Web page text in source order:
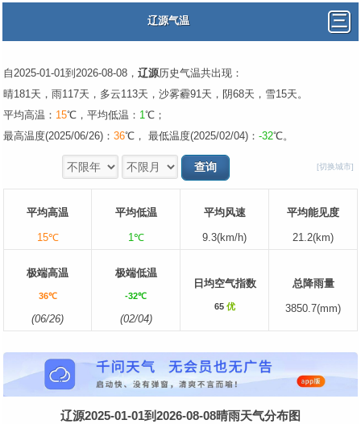
辽源气温
自2025-01-01到2026-08-08， 辽源历史气温共出现：
晴181天，雨117天，多云113天，沙雾霾91天，阴68天，雪15天。
平均高温： 15℃，平均低温： 1℃；
最高温度(2025/06/26)： 36℃， 最低温度(2025/02/04)： -32℃。
[切换城市]
平均高温
15℃
平均低温
1℃
平均风速
9.3(km/h)
平均能见度
21.2(km)
极端高温
36℃
(06/26)
极端低温
-32℃
(02/04)
日均空气指数
65 优
总降雨量
3850.7(mm)
辽源2025-01-01到2026-08-08晴雨天气分布图